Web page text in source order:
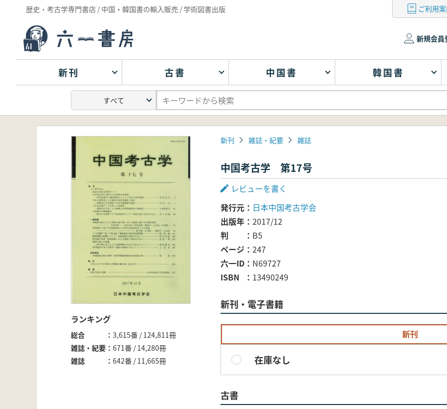
歴史・考古学専門書店 / 中国・韓国書の輸入販売 / 学術図書出版 ご利用
新規会員
新刊 古書 中国書 韓国書
ランキング
総合
3,615番 / 124,811冊
雑誌・紀要
671番 / 14,280冊
雑誌
642番 / 11,665冊
新刊 雑誌・紀要 雑誌
中国考古学 第17号
レビューを書く
発行元
日本中国考古学会
出版年
2017/12
判
B5
ページ
247
六一ID
N69727
ISBN
13490249
新刊・電子書籍
新刊
在庫なし
古書